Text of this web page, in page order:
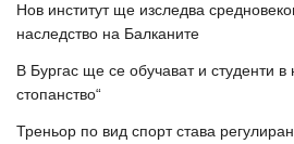
Нов институт ще изследва
наследство на Балканите
В Бургас ще се обучават и студенти в
стопанство“
Треньор по вид спорт става